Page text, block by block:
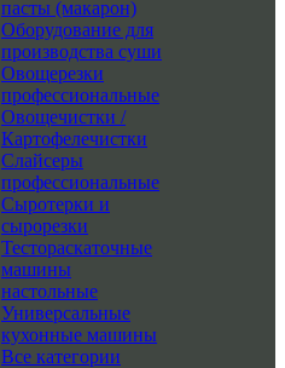
пасты (макарон)
Оборудование для
производства суши
Овощерезки
профессиональные
Овощечистки /
Картофелечистки
Слайсеры
профессиональные
Сыротерки и
сырорезки
Тестораскаточные
машины
настольные
Универсальные
кухонные машины
Все категории